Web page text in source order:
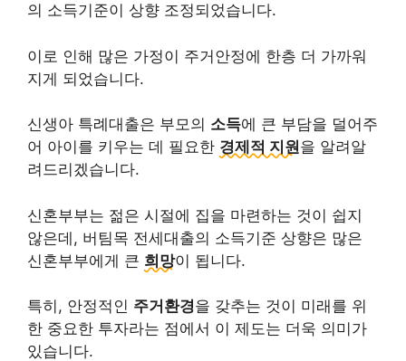
의 소득기준이 상향 조정되었습니다.
이로 인해 많은 가정이 주거안정에 한층 더 가까워
지게 되었습니다.
신생아 특례대출은 부모의 소득에 큰 부담을 덜어주
어 아이를 키우는 데 필요한 경제적 지원을 알려알
려드리겠습니다.
신혼부부는 젊은 시절에 집을 마련하는 것이 쉽지
않은데, 버팀목 전세대출의 소득기준 상향은 많은
신혼부부에게 큰 희망이 됩니다.
특히, 안정적인 주거환경을 갖추는 것이 미래를 위
한 중요한 투자라는 점에서 이 제도는 더욱 의미가
있습니다.